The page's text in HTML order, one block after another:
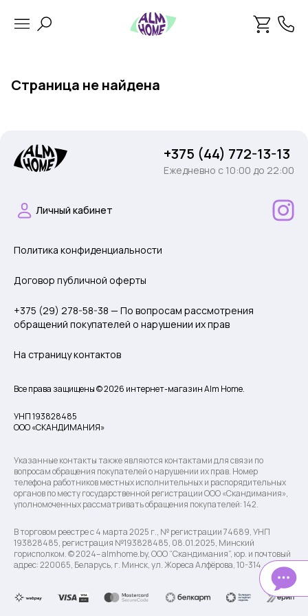
Страница не найдена
+375 (44) 772-13-13
Ежедневно c 10:00 до 22:00
Личный кабинет
Политика конфиденциальности
Договор публичной оферты
+375 (29) 278-58-38 — По вопросам рассмотрения
обращений покупателей о нарушении их прав
На страницу контактов
Все права защищены © 2026 интернет-магазин Alm Home.
УНП 193828485
ООО «СКАНДИМАНИЯ»
Указанные контакты также являются контактами для связи по
вопросам обращения покупателей о нарушении их прав. Номер
телефона работников местных исполнительных и распорядительных
органов по месту государственной регистрации ООО «Скандимания»,
уполномоченных рассматривать обращения покупателей: 142.
В торговом реестре с 4 марта 2025 г., № регистрации 74689, УНП
193828485, регистрация №193828485, 08.01.2025, Минский
горисполком. © 2024– almhome.by, ООО “Скандимания”, юр. и почтовый
адрес: 220065, Беларусь, г. Минск, ул. Жореса Алфёрова, 10-314